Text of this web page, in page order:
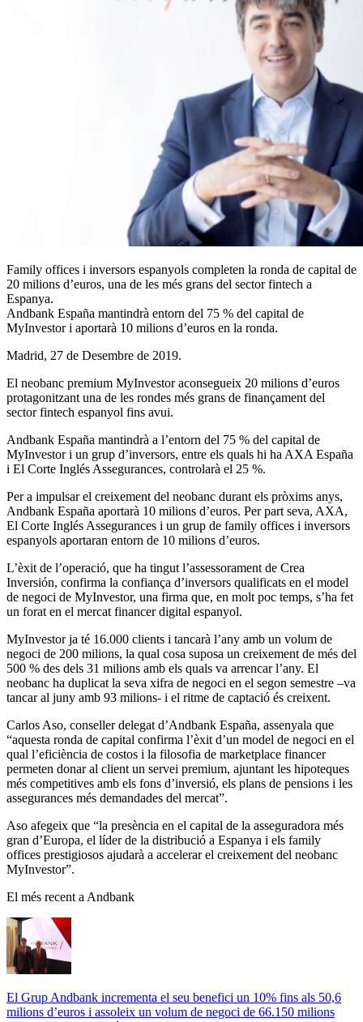
Family offices i inversors espanyols completen la ronda de capital de
20 milions d’euros, una de les més grans del sector fintech a
Espanya.
Andbank España mantindrà entorn del 75 % del capital de
MyInvestor i aportarà 10 milions d’euros en la ronda.
Madrid, 27 de Desembre de 2019.
El neobanc premium MyInvestor aconsegueix 20 milions d’euros
protagonitzant una de les rondes més grans de finançament del
sector fintech espanyol fins avui.
Andbank España mantindrà a l’entorn del 75 % del capital de
MyInvestor i un grup d’inversors, entre els quals hi ha AXA España
i El Corte Inglés Assegurances, controlarà el 25 %.
Per a impulsar el creixement del neobanc durant els pròxims anys,
Andbank España aportarà 10 milions d’euros. Per part seva, AXA,
El Corte Inglés Assegurances i un grup de family offices i inversors
espanyols aportaran entorn de 10 milions d’euros.
L’èxit de l’operació, que ha tingut l’assessorament de Crea
Inversión, confirma la confiança d’inversors qualificats en el model
de negoci de MyInvestor, una firma que, en molt poc temps, s’ha fet
un forat en el mercat financer digital espanyol.
MyInvestor ja té 16.000 clients i tancarà l’any amb un volum de
negoci de 200 milions, la qual cosa suposa un creixement de més del
500 % des dels 31 milions amb els quals va arrencar l’any. El
neobanc ha duplicat la seva xifra de negoci en el segon semestre –va
tancar al juny amb 93 milions- i el ritme de captació és creixent.
Carlos Aso, conseller delegat d’Andbank España, assenyala que
“aquesta ronda de capital confirma l’èxit d’un model de negoci en el
qual l’eficiència de costos i la filosofia de marketplace financer
permeten donar al client un servei premium, ajuntant les hipoteques
més competitives amb els fons d’inversió, els plans de pensions i les
assegurances més demandades del mercat”.
Aso afegeix que “la presència en el capital de la asseguradora més
gran d’Europa, el líder de la distribució a Espanya i els family
offices prestigiosos ajudarà a accelerar el creixement del neobanc
MyInvestor”.
El més recent a Andbank
El Grup Andbank incrementa el seu benefici un 10% fins als 50,6
milions d’euros i assoleix un volum de negoci de 66.150 milions